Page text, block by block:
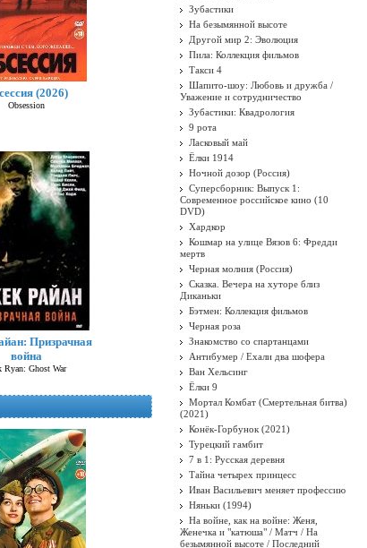
(2026)
Obsession
Призрачная
война
Ryan: Ghost War
Зубастики
На безымянной высоте
Другой мир 2: Эволюция
Пила: Коллекция фильмов
Такси 4
Шапито-шоу: Любовь и дружба /
Уважение и сотрудничество
Зубастики: Квадрология
9 рота
Ласковый май
Ёлки 1914
Ночной дозор (Россия)
Суперсборник: Выпуск 1:
Современное российское кино (10
DVD)
Хардкор
Кошмар на улице Вязов 6: Фредди
мертв
Черная молния (Россия)
Сказка. Вечера на хуторе близ
Диканьки
Бэтмен: Коллекция фильмов
Черная роза
Знакомство со спартанцами
Антибумер / Ехали два шофера
Ван Хельсинг
Ёлки 9
Мортал Комбат (Смертельная битва)
(2021)
Конёк-Горбунок (2021)
Турецкий гамбит
7 в 1: Русская деревня
Тайна четырех принцесс
Иван Васильевич меняет профессию
Няньки (1994)
На войне, как на войне: Женя,
Женечка и "катюша" / Матч / На
безымянной высоте / Последний